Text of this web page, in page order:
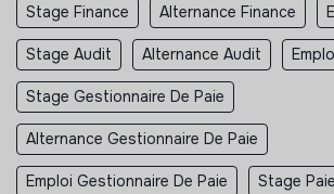
Stage Finance Alternance Finance
Stage Audit Alternance Audit
Stage Gestionnaire De Paie
Alternance Gestionnaire De Paie
Emploi Gestionnaire De Paie Stage Paie